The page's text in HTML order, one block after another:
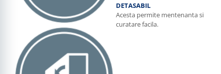
DETASABIL
Acesta permite mentenanta si
curatare facila.